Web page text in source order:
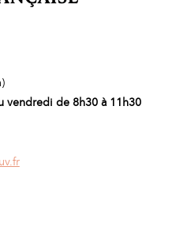
vendredi de 8h30 à 11h30